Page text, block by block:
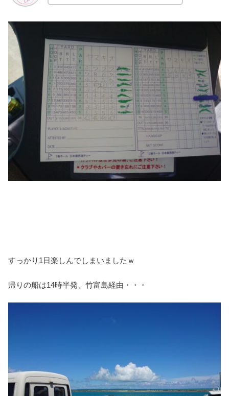
すっかり1日楽しんでしまいましたｗ
帰りの船は14時半発、竹富島経由・・・